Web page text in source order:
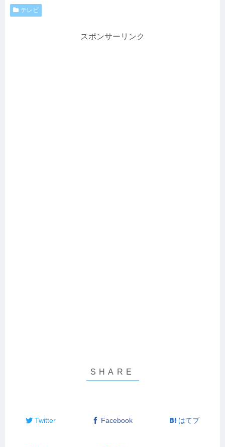
テレビ
スポンサーリンク
Twitter Facebook はてブ